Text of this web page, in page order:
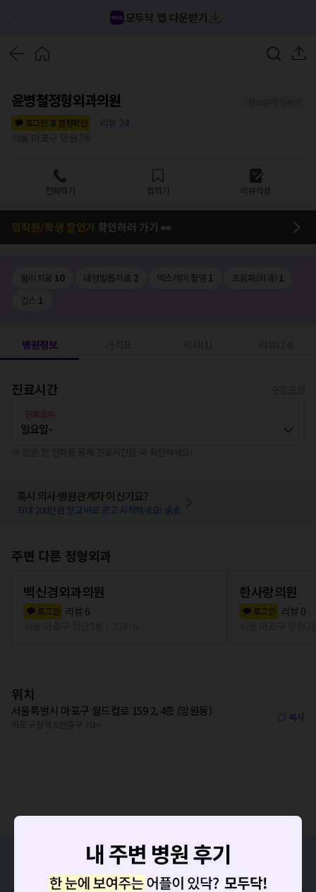
모두닥 앱 다운받기
윤병철정형외과의원
로그인 후 별점확인
리뷰 24
전화하기 찜하기 리뷰작성
임직원/학생 할인가 확인하러 가기 👀
물리치료 10 내성발톱치료 2 엑스레이 촬영 1 초음파(외과) 1
깁스 1
병원정보
진료시간
일요일-
혹시 의사·병원관계자 이신가요?
최대 200만원 받고 바로 광고 시작하세요! 💰💰
주변 다른 정형외과
백신경외과의원
로그인 리뷰 6
한사랑의원
로그인 리뷰 0
위치
서울특별시 마포구 월드컵로 159 2, 4층 (망원동) 복사
증상/치료, 궁금한 점이 있나요?
의사가 직접 답해드려요!